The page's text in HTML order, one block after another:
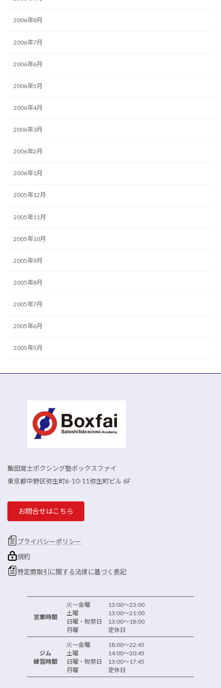
2006年8月
2006年7月
2006年6月
2006年5月
2006年4月
2006年3月
2006年2月
2006年1月
2005年12月
2005年11月
2005年10月
2005年9月
2005年8月
2005年7月
2005年6月
2005年5月
飯田覚士ボクシング塾ボックスファイ
東京都中野区弥生町6-10-11弥生町ビル 6F
お問合せはこちら
プライバシーポリシー
規約
特定商取引に関する法律に基づく表記
営業時間
火～金曜 13:00～23:00
土曜 13:00～21:00
日曜・祝祭日 13:00～18:00
月曜 定休日
ジム
練習時間
火～金曜 18:00～22:45
土曜 14:00～20:45
日曜・祝祭日 13:00～17:45
月曜 定休日